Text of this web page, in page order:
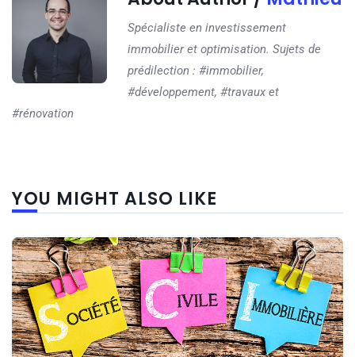
Spécialiste en investissement
immobilier et optimisation. Sujets de
prédilection : #immobilier,
#développement, #travaux et
#rénovation
YOU MIGHT ALSO LIKE